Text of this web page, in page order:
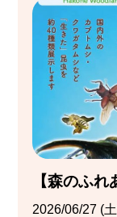
【森のふ
2026/06/27 (